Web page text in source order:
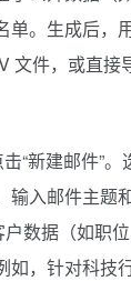
。生成后，
文件，或直接
“新建邮件”
入邮件主题
数据（如职
如，针对科技